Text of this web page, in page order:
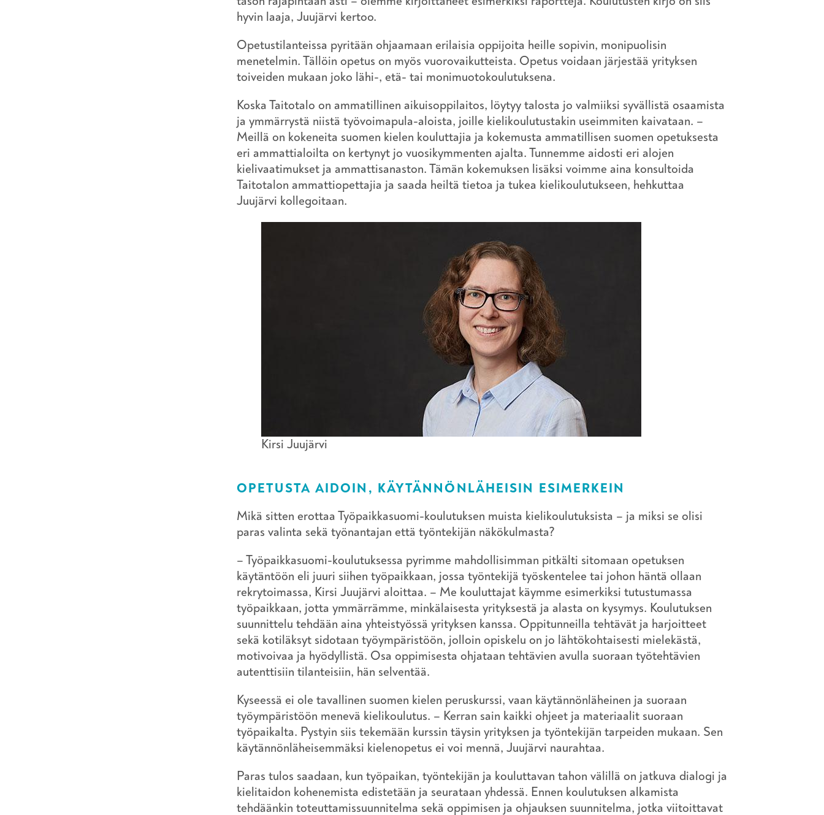
hyvin laaja, Juujärvi kertoo.
Opetustilanteissa pyritään ohjaamaan erilaisia oppijoita heille sopivin, monipuolisin
menetelmin. Tällöin opetus on myös vuorovaikutteista. Opetus voidaan järjestää yrityksen
toiveiden mukaan joko lähi-, etä- tai monimuotokoulutuksena.
Koska Taitotalo on ammatillinen aikuisoppilaitos, löytyy talosta jo valmiiksi syvällistä osaamista
ja ymmärrystä niistä työvoimapula-aloista, joille kielikoulutustakin useimmiten kaivataan. –
Meillä on kokeneita suomen kielen kouluttajia ja kokemusta ammatillisen suomen opetuksesta
eri ammattialoilta on kertynyt jo vuosikymmenten ajalta. Tunnemme aidosti eri alojen
kielivaatimukset ja ammattisanaston. Tämän kokemuksen lisäksi voimme aina konsultoida
Taitotalon ammattiopettajia ja saada heiltä tietoa ja tukea kielikoulutukseen, hehkuttaa
Juujärvi kollegoitaan.
Kirsi Juujärvi
OPETUSTA AIDOIN, KÄYTÄNNÖNLÄHEISIN ESIMERKEIN
Mikä sitten erottaa Työpaikkasuomi-koulutuksen muista kielikoulutuksista – ja miksi se olisi
paras valinta sekä työnantajan että työntekijän näkökulmasta?
– Työpaikkasuomi-koulutuksessa pyrimme mahdollisimman pitkälti sitomaan opetuksen
käytäntöön eli juuri siihen työpaikkaan, jossa työntekijä työskentelee tai johon häntä ollaan
rekrytoimassa, Kirsi Juujärvi aloittaa. – Me kouluttajat käymme esimerkiksi tutustumassa
työpaikkaan, jotta ymmärrämme, minkälaisesta yrityksestä ja alasta on kysymys. Koulutuksen
suunnittelu tehdään aina yhteistyössä yrityksen kanssa. Oppitunneilla tehtävät ja harjoitteet
sekä kotiläksyt sidotaan työympäristöön, jolloin opiskelu on jo lähtökohtaisesti mielekästä,
motivoivaa ja hyödyllistä. Osa oppimisesta ohjataan tehtävien avulla suoraan työtehtävien
autenttisiin tilanteisiin, hän selventää.
Kyseessä ei ole tavallinen suomen kielen peruskurssi, vaan käytännönläheinen ja suoraan
työympäristöön menevä kielikoulutus. – Kerran sain kaikki ohjeet ja materiaalit suoraan
työpaikalta. Pystyin siis tekemään kurssin täysin yrityksen ja työntekijän tarpeiden mukaan. Sen
käytännönläheisemmäksi kielenopetus ei voi mennä, Juujärvi naurahtaa.
Paras tulos saadaan, kun työpaikan, työntekijän ja kouluttavan tahon välillä on jatkuva dialogi ja
kielitaidon kohenemista edistetään ja seurataan yhdessä. Ennen koulutuksen alkamista
tehdäänkin toteuttamissuunnitelma sekä oppimisen ja ohjauksen suunnitelma, jotka viitoittavat